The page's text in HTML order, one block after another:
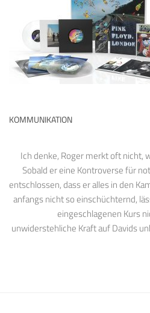
KOMMUNIKATION
Ich denke, Roger merkt oft nicht,
Sobald er eine Kontroverse für
entschlossen, dass er alles in den
anfangs nicht so einschüchternd,
eingeschlagenen Kurs
unwiderstehliche Kraft auf Davids